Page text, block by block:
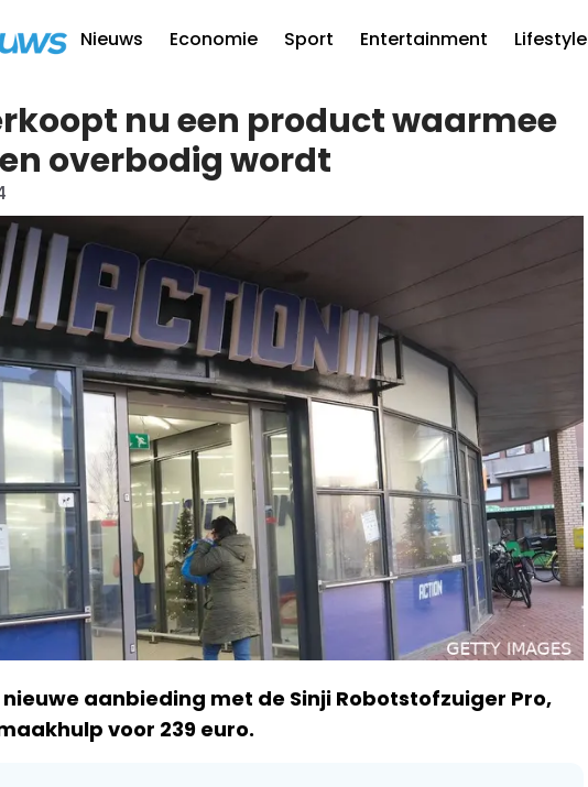
Nieuws Economie Sport Entertainment Lifestyle
nu een product waarmee
overbodig wordt
aanbieding met de Sinji Robotstofzuiger Pro,
voor 239 euro.